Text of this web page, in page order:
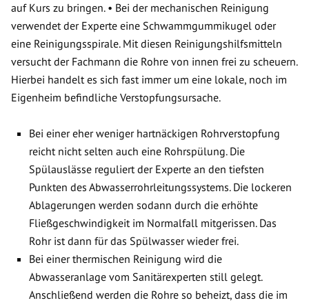
auf Kurs zu bringen. • Bei der mechanischen Reinigung
verwendet der Experte eine Schwammgummikugel oder
eine Reinigungsspirale. Mit diesen Reinigungshilfsmitteln
versucht der Fachmann die Rohre von innen frei zu scheuern.
Hierbei handelt es sich fast immer um eine lokale, noch im
Eigenheim befindliche Verstopfungsursache.
Bei einer eher weniger hartnäckigen Rohrverstopfung
reicht nicht selten auch eine Rohrspülung. Die
Spülauslässe reguliert der Experte an den tiefsten
Punkten des Abwasserrohrleitungssystems. Die lockeren
Ablagerungen werden sodann durch die erhöhte
Fließgeschwindigkeit im Normalfall mitgerissen. Das
Rohr ist dann für das Spülwasser wieder frei.
Bei einer thermischen Reinigung wird die
Abwasseranlage vom Sanitärexperten still gelegt.
Anschließend werden die Rohre so beheizt, dass die im